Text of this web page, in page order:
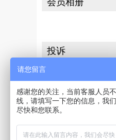
会员相册
投诉
若您发现此会员有交
[请向网站投诉]
请您留言
感谢您的关注，当前客服人员
线，请填写一下您的信息，我
尽快和您联系。